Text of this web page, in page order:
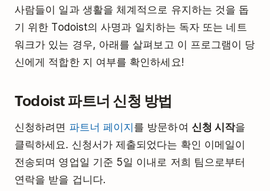
사람들이 일과 생활을 체계적으로 유지하는 것을 돕
기 위한 Todoist의 사명과 일치하는 독자 또는 네트
워크가 있는 경우, 아래를 살펴보고 이 프로그램이 당
신에게 적합한 지 여부를 확인하세요!
Todoist 파트너 신청 방법
신청하려면 파트너 페이지 를 방문하여 신청 시작을
클릭하세요. 신청서가 제출되었다는 확인 이메일이
전송되며 영업일 기준 5일 이내로 저희 팀으로부터
연락을 받을 겁니다.